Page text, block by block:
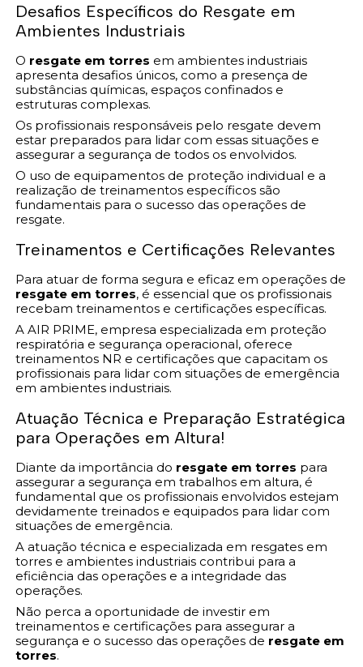
Desafios Específicos do Resgate em
Ambientes Industriais
O resgate em torres em ambientes industriais
apresenta desafios únicos, como a presença de
substâncias químicas, espaços confinados e
estruturas complexas.
Os profissionais responsáveis pelo resgate devem
estar preparados para lidar com essas situações e
assegurar a segurança de todos os envolvidos.
O uso de equipamentos de proteção individual e a
realização de treinamentos específicos são
fundamentais para o sucesso das operações de
resgate.
Treinamentos e Certificações Relevantes
Para atuar de forma segura e eficaz em operações de
resgate em torres, é essencial que os profissionais
recebam treinamentos e certificações específicas.
A AIR PRIME, empresa especializada em proteção
respiratória e segurança operacional, oferece
treinamentos NR e certificações que capacitam os
profissionais para lidar com situações de emergência
em ambientes industriais.
Atuação Técnica e Preparação Estratégica
para Operações em Altura!
Diante da importância do resgate em torres para
assegurar a segurança em trabalhos em altura, é
fundamental que os profissionais envolvidos estejam
devidamente treinados e equipados para lidar com
situações de emergência.
A atuação técnica e especializada em resgates em
torres e ambientes industriais contribui para a
eficiência das operações e a integridade das
operações.
Não perca a oportunidade de investir em
treinamentos e certificações para assegurar a
segurança e o sucesso das operações de resgate em
torres.